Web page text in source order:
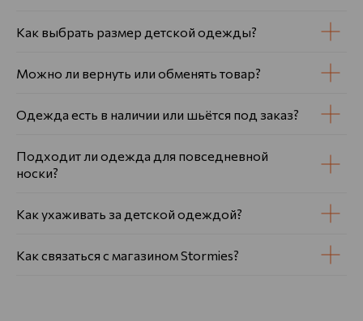
Как выбрать размер детской одежды?
Можно ли вернуть или обменять товар?
Одежда есть в наличии или шьётся под заказ?
Подходит ли одежда для повседневной
носки?
Как ухаживать за детской одеждой?
Как связаться с магазином Stormies?